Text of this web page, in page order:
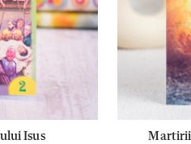
Isus Martirii